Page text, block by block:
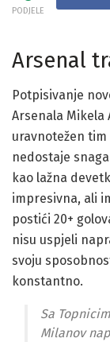
PODJELE
Arsenal
Potpisivanje
Arsenala Mikela
uravnotežen
nedostaje
kao lažna
impresivna, ali
postići 20+
nisu uspjeli
svoju
konstantno.
Sa
Milanov